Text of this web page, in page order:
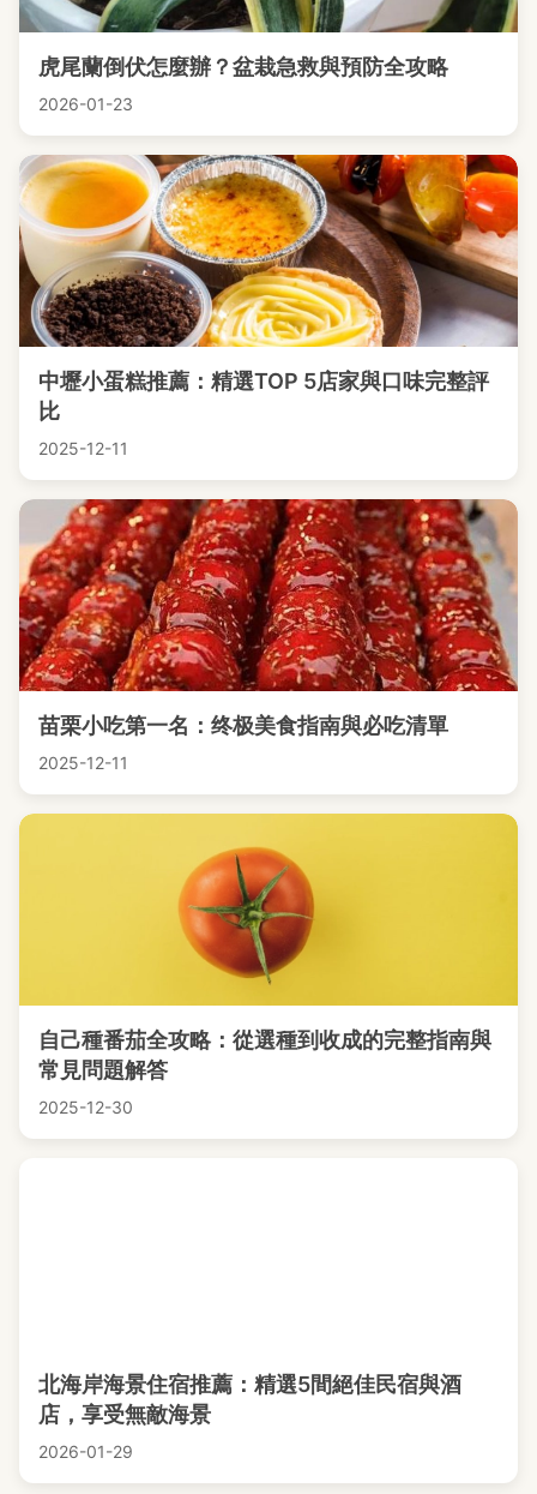
虎尾蘭倒伏怎麼辦？盆栽急救與預防全攻略
2026-01-23
中壢小蛋糕推薦：精選TOP 5店家與口味完整評
比
2025-12-11
苗栗小吃第一名：终极美食指南與必吃清單
2025-12-11
自己種番茄全攻略：從選種到收成的完整指南與
常見問題解答
2025-12-30
北海岸海景住宿推薦：精選5間絕佳民宿與酒
店，享受無敵海景
2026-01-29